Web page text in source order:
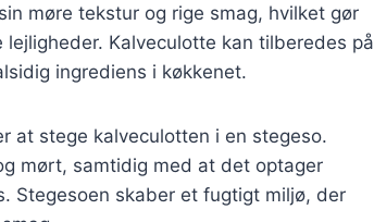
møre tekstur og rige smag, hvilket gør
Kalveculotte kan tilberedes på
ingrediens i køkkenet.
at stege kalveculotten i en stegeso.
mørt, samtidig med at det optager
Stegesoen skaber et fugtigt miljø, der